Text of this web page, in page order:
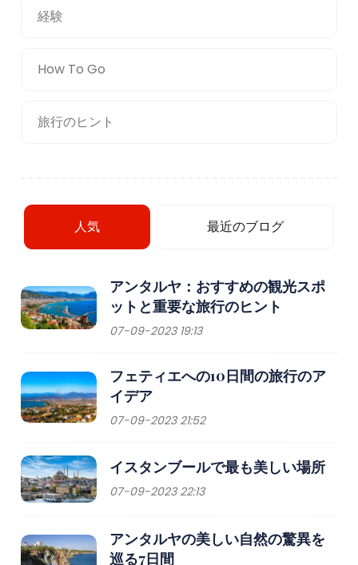
経験
How To Go
旅行のヒント
人気 最近のブログ
アンタルヤ：おすすめの観光スポ
ットと重要な旅行のヒント
07-09-2023 19:13
フェティエへの10日間の旅行のア
イデア
07-09-2023 21:52
イスタンブールで最も美しい場所
07-09-2023 22:13
アンタルヤの美しい自然の驚異を
巡る7日間